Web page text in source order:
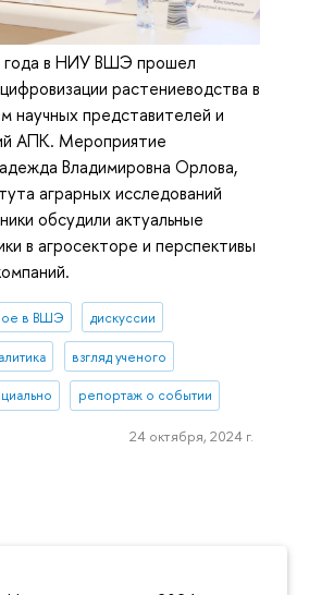
года в НИУ ВШЭ прошел
растениеводства в
научных представителей и
АПК. Мероприятие
Владимировна Орлова,
аграрных исследований
обсудили актуальные
в агросекторе и перспективы
в ВШЭ дискуссии
взгляд ученого
репортаж о событии
24 октября, 2024 г.